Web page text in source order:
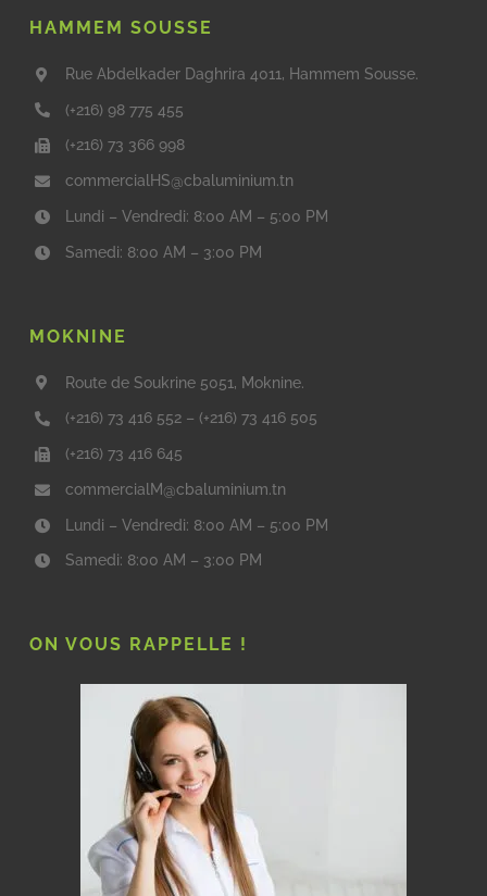
HAMMEM SOUSSE
Rue Abdelkader Daghrira 4011, Hammem Sousse.
(+216) 98 775 455
(+216) 73 366 998
commercialHS@cbaluminium.tn
Lundi – Vendredi: 8:00 AM – 5:00 PM
Samedi: 8:00 AM – 3:00 PM
MOKNINE
Route de Soukrine 5051, Moknine.
(+216) 73 416 552 – (+216) 73 416 505
(+216) 73 416 645
commercialM@cbaluminium.tn
Lundi – Vendredi: 8:00 AM – 5:00 PM
Samedi: 8:00 AM – 3:00 PM
ON VOUS RAPPELLE !